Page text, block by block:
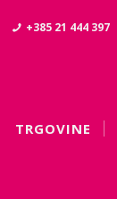
+385 21 444 397
TRGOVINE